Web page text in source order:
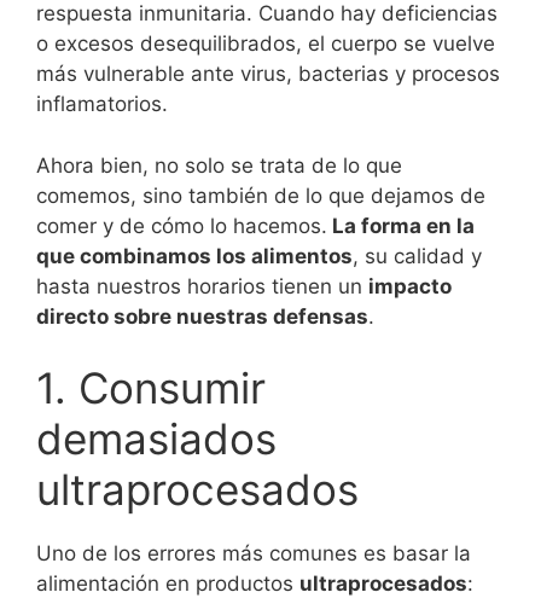
respuesta inmunitaria. Cuando hay deficiencias
o excesos desequilibrados, el cuerpo se vuelve
más vulnerable ante virus, bacterias y procesos
inflamatorios.
Ahora bien, no solo se trata de lo que
comemos, sino también de lo que dejamos de
comer y de cómo lo hacemos. La forma en la
que combinamos los alimentos, su calidad y
hasta nuestros horarios tienen un impacto
directo sobre nuestras defensas.
1. Consumir
demasiados
ultraprocesados
Uno de los errores más comunes es basar la
alimentación en productos ultraprocesados: